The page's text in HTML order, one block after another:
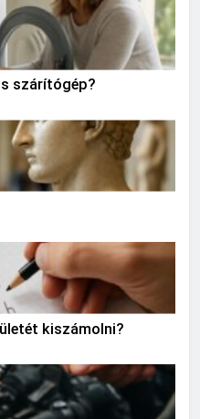
szárítógép?
kiszámolni?